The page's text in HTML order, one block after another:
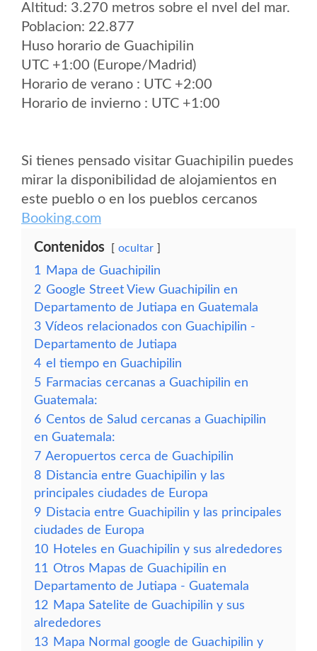
Altitud: 3.270 metros sobre el nvel del mar.
Poblacion: 22.877
Huso horario de Guachipilin
UTC +1:00 (Europe/Madrid)
Horario de verano : UTC +2:00
Horario de invierno : UTC +1:00
Si tienes pensado visitar Guachipilin puedes
mirar la disponibilidad de alojamientos en
este pueblo o en los pueblos cercanos
Booking.com
Contenidos ocultar
1
Mapa de Guachipilin
2 Google Street View Guachipilin en
Departamento de Jutiapa en Guatemala
3 Vídeos relacionados con Guachipilin -
Departamento de Jutiapa
4 el tiempo en Guachipilin
5 Farmacias cercanas a Guachipilin en
Guatemala:
6 Centos de Salud cercanas a Guachipilin
en Guatemala:
7 Aeropuertos cerca de Guachipilin
8 Distancia entre Guachipilin y las
principales ciudades de Europa
9 Distacia entre Guachipilin y las principales
ciudades de Europa
10 Hoteles en Guachipilin y sus alrededores
11 Otros Mapas de Guachipilin en
Departamento de Jutiapa - Guatemala
12 Mapa Satelite de Guachipilin y sus
alrededores
13 Mapa Normal google de Guachipilin y